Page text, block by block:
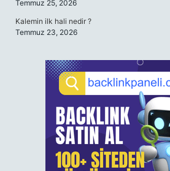
Temmuz 25, 2026
Kalemin ilk hali nedir ?
Temmuz 23, 2026